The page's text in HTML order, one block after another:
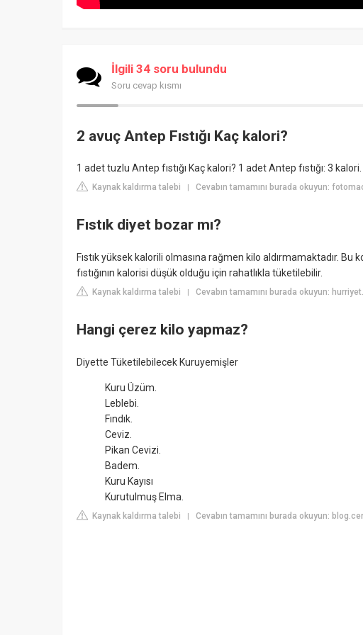
İlgili 34 soru bulundu
Soru cevap kısmı
2 avuç Antep Fıstığı Kaç kalori?
1 adet tuzlu Antep fıstığı Kaç kalori? 1 adet Antep fıstığı: 3
Kaynak kaldırma talebi | Cevabın tamamını burada okuyun:
Fıstık diyet bozar mı?
Fıstık yüksek kalorili olmasına rağmen kilo aldırmamaktadır.
fıstığının kalorisi düşük olduğu için rahatlıkla tüketilebilir.
Kaynak kaldırma talebi | Cevabın tamamını burada okuyun:
Hangi çerez kilo yapmaz?
Diyette Tüketilebilecek Kuruyemişler
Kuru Üzüm.
Leblebi.
Fındık.
Ceviz.
Pikan Cevizi.
Badem.
Kuru Kayısı
Kurutulmuş Elma.
Kaynak kaldırma talebi | Cevabın tamamını burada okuyun: